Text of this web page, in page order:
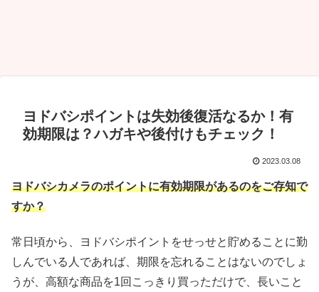
ヨドバシポイントは失効後復活なるか！有
効期限は？ハガキや後付けもチェック！
2023.03.08
ヨドバシカメラのポイントに有効期限があるのをご存知で
すか？
常日頃から、ヨドバシポイントをせっせと貯めることに勤
しんでいる人であれば、期限を忘れることはないのでしょ
うが、高額な商品を1回こっきり買っただけで、長いこと